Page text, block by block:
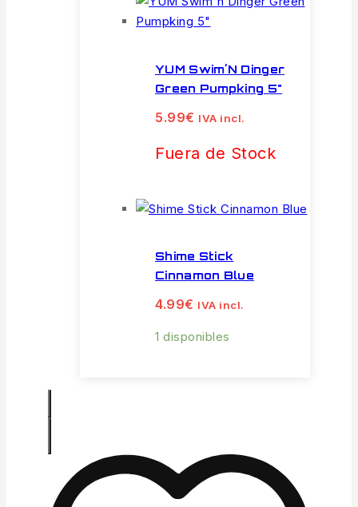
YUM Swim´n Dinger
Green Pumpking 5"
5.99€ IVA incl.
Fuera de Stock
Shime Stick
Cinnamon Blue
4.99€ IVA incl.
1 disponibles